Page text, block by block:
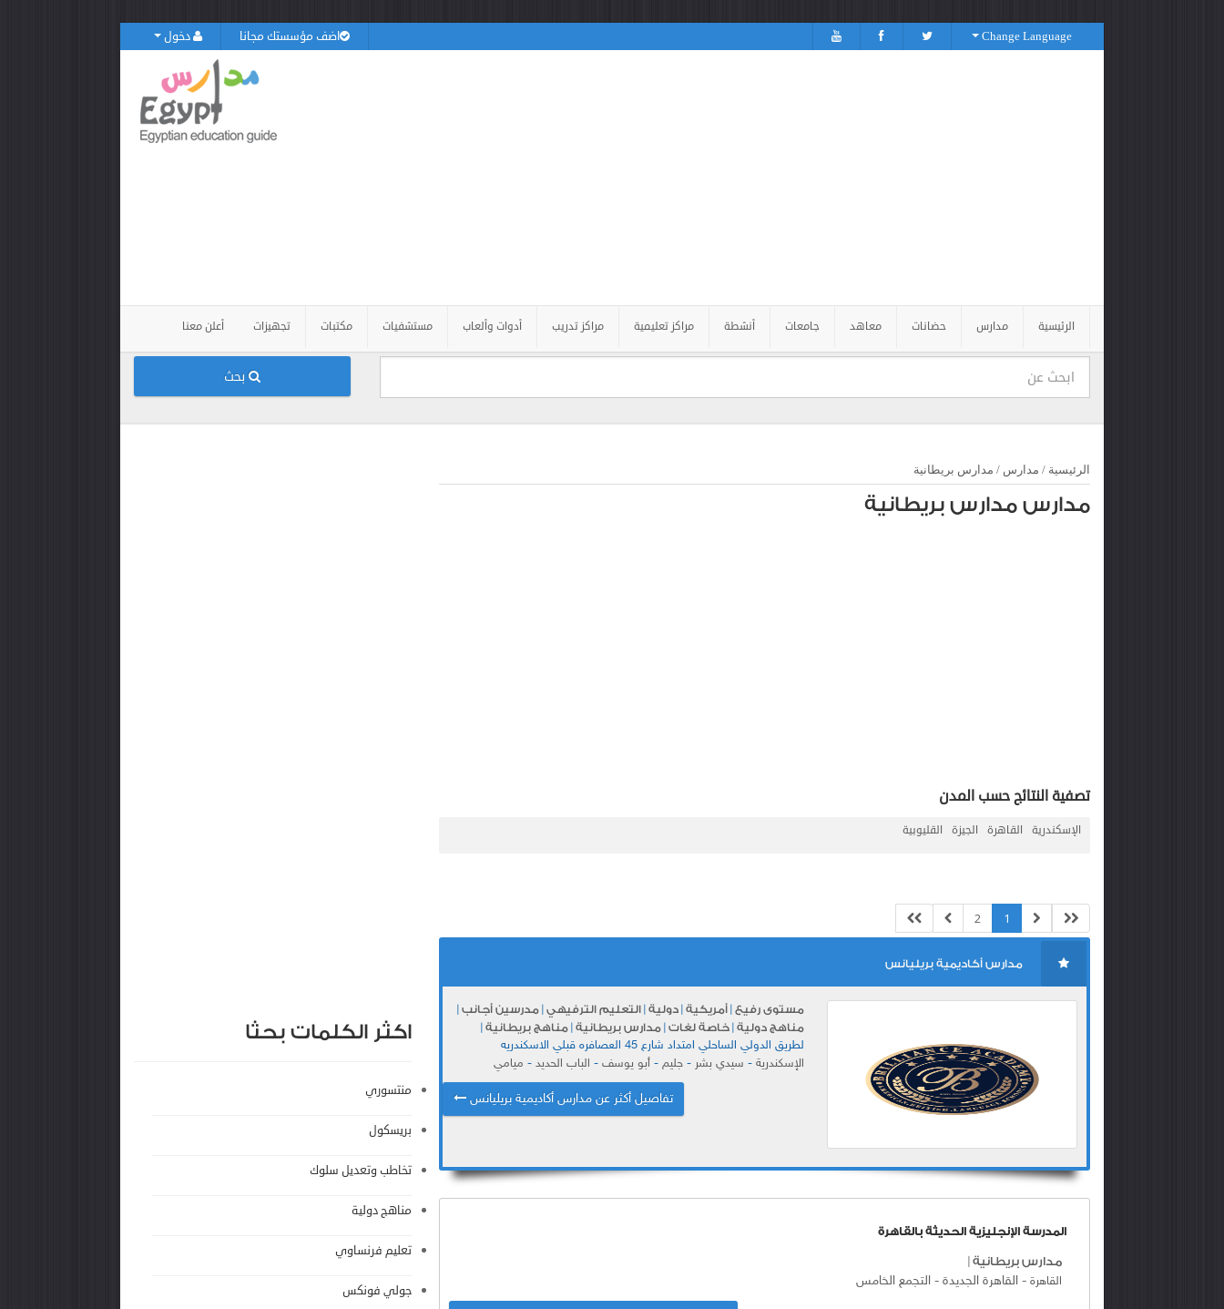
دخول اضف مؤسستك مجانا Change Language
الرئيسية مدارس حضانات معاهد جامعات أنشطة مراكز تعليمية مراكز تدريب أدوات وألعاب مستشفيات مكتبات تجهيزات أعلن معنا
بحث
الرئيسية / مدارس / مدارس بريطانية
مدارس مدارس بريطانية
تصفية النتائج حسب المدن
الإسكندرية القاهرة الجيزة القليوبية
1
2
مدارس أكاديمية بريليانس
مستوى رفيع أمريكية دولية التعليم الترفيهي مدرسين أجانب
مناهج دولية خاصة لغات مدارس بريطانية مناهج بريطانية
لطريق الدولي الساحلي امتداد شارع 45 العصافره قبلي الاسكندريه
الإسكندرية- سيدي بشر - جليم- أبو يوسف- الباب الحديد- ميامي
تفاصيل أكثر عن مدارس أكاديمية بريليانس
المدرسة الإنجليزية الحديثة بالقاهرة
مدارس بريطانية
القاهرة - القاهرة الجديدة - التجمع الخامس
اكثر الكلمات بحثا
منتسوري
بريسكول
تخاطب وتعديل سلوك
مناهج دولية
تعليم فرنساوي
جولي فونكس